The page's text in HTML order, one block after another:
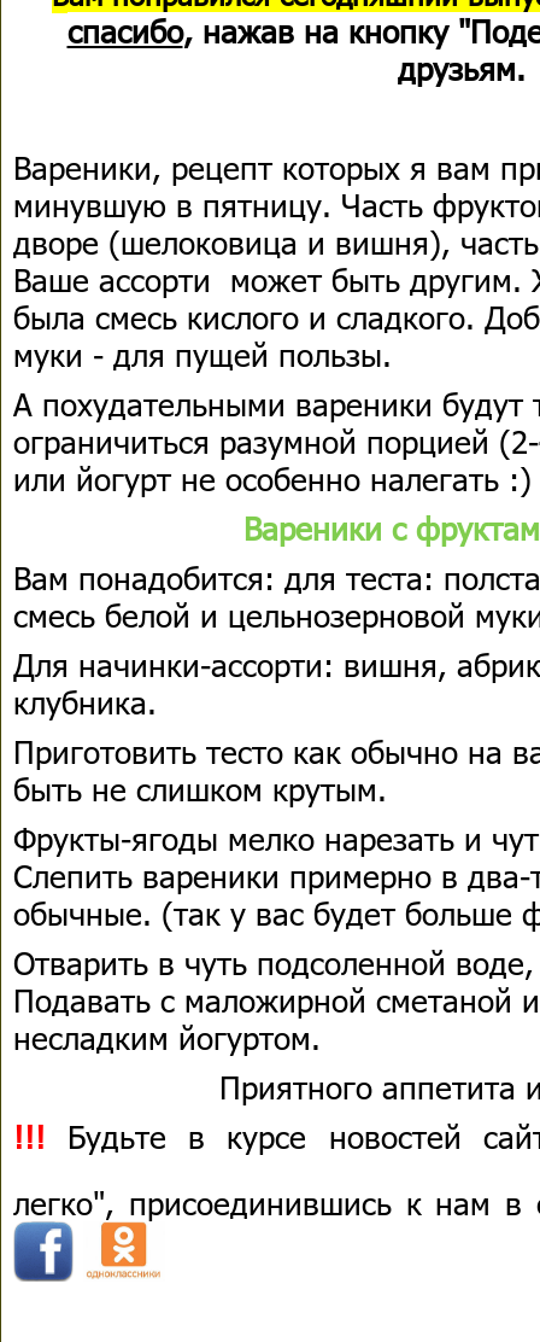
спасибо, нажав на кнопку
друзьям.
Вареники, рецепт которых я вам
минувшую в пятницу. Часть
дворе (шелоковица и вишня),
Ваше ассорти может быть другим.
была смесь кислого и сладкого.
муки - для пущей пользы.
А похудательными вареники будут
ограничиться разумной порцией
или йогурт не особенно налегать :)
Вареники с
Вам понадобится: для теста:
смесь белой и цельнозерновой
Для начинки-ассорти: вишня,
клубника.
Приготовить тесто как обычно на
быть не слишком крутым.
Фрукты-ягоды мелко нарезать и
Слепить вареники примерно в
обычные. (так у вас будет больше
Отварить в чуть подсоленной
Подавать с маложирной сметаной
несладким йогуртом.
Приятного аппетита
!!! Будьте в курсе новостей
легко", присоединившись к нам